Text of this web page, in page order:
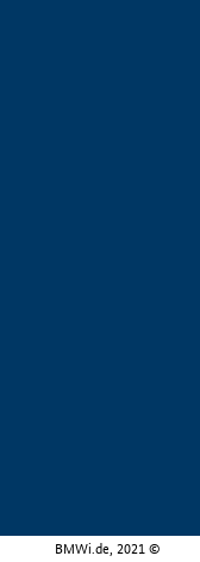
BMWi.de, 2021 ©